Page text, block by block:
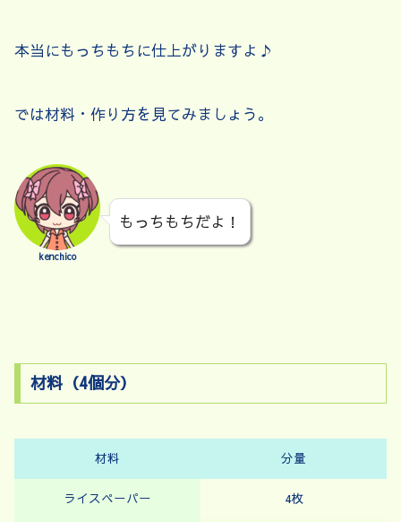
本当にもっちもちに仕上がりますよ♪
では材料・作り方を見てみましょう。
kenchico
もっちもちだよ！
材料（4個分）
材料 分量
ライスペーパー 4枚